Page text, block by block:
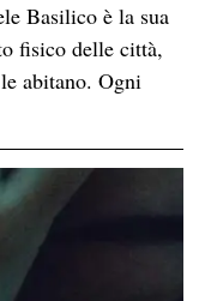
Basilico è la sua
fisico delle città,
abitano. Ogni